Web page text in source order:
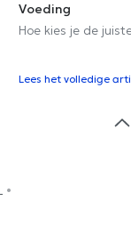
Voeding
Hoe kies je de
Lees het volledige